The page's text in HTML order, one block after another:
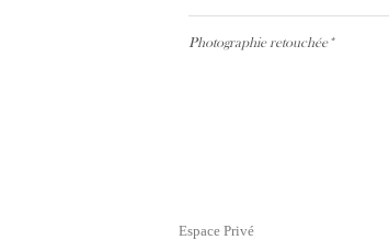
Photographie retouchée*
Espace Privé